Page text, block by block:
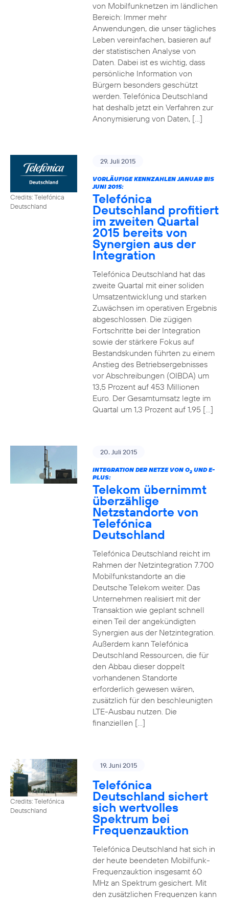
von Mobilfunknetzen im ländlichen
Bereich: Immer mehr
Anwendungen, die unser tägliches
Leben vereinfachen, basieren auf
der statistischen Analyse von
Daten. Dabei ist es wichtig, dass
persönliche Information von
Bürgern besonders geschützt
werden. Telefónica Deutschland
hat deshalb jetzt ein Verfahren zur
Anonymisierung von Daten, […]
Credits: Telefónica
Deutschland
29. Juli 2015
VORLÄUFIGE KENNZAHLEN JANUAR BIS
JUNI 2015:
Telefónica
Deutschland profitiert
im zweiten Quartal
2015 bereits von
Synergien aus der
Integration
Telefónica Deutschland hat das
zweite Quartal mit einer soliden
Umsatzentwicklung und starken
Zuwächsen im operativen Ergebnis
abgeschlossen. Die zügigen
Fortschritte bei der Integration
sowie der stärkere Fokus auf
Bestandskunden führten zu einem
Anstieg des Betriebsergebnisses
vor Abschreibungen (OIBDA) um
13,5 Prozent auf 453 Millionen
Euro. Der Gesamtumsatz legte im
Quartal um 1,3 Prozent auf 1,95 […]
20. Juli 2015
INTEGRATION DER NETZE VON O2UND E-
PLUS:
Telekom übernimmt
überzählige
Netzstandorte von
Telefónica
Deutschland
Telefónica Deutschland reicht im
Rahmen der Netzintegration 7.700
Mobilfunkstandorte an die
Deutsche Telekom weiter. Das
Unternehmen realisiert mit der
Transaktion wie geplant schnell
einen Teil der angekündigten
Synergien aus der Netzintegration.
Außerdem kann Telefónica
Deutschland Ressourcen, die für
den Abbau dieser doppelt
vorhandenen Standorte
erforderlich gewesen wären,
zusätzlich für den beschleunigten
LTE-Ausbau nutzen. Die
finanziellen […]
Credits: Telefónica
Deutschland
19. Juni 2015
Telefónica
Deutschland sichert
sich wertvolles
Spektrum bei
Frequenzauktion
Telefónica Deutschland hat sich in
der heute beendeten Mobilfunk-
Frequenzauktion insgesamt 60
MHz an Spektrum gesichert. Mit
den zusätzlichen Frequenzen kann